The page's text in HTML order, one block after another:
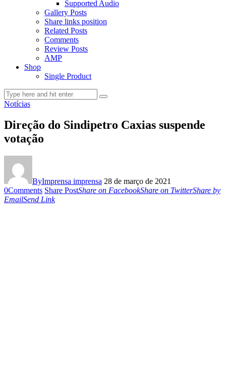
Supported Audio
Gallery Posts
Share links position
Related Posts
Comments
Review Posts
AMP
Shop
Single Product
Notícias
Direção do Sindipetro Caxias suspende
votação
ByImprensa imprensa 28 de março de 2021
0Comments Share PostShare on FacebookShare on TwitterShare by
EmailSend Link